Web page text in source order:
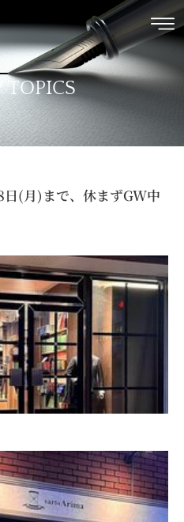
TOPICS
(月)まで、休まずGW中